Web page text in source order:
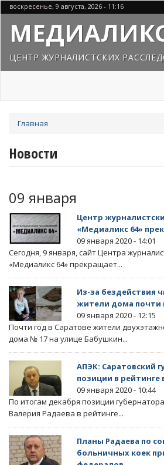
Перейти
к
основному
содержанию
воскресенье, 9 августа, 2026 - 11:16
МЕДИАЛИКС
ЦЕНТР ЖУРНАЛИСТСКИХ
здесь
Главная
Новости
09 января
Центр
«Медиаликс 64»
09 января 2020 - 14:01
Сегодня, 9 января, сайт Центра
«Медиаликс 64» прекращает...
Из-за бездействия
жители дома почти
09 января 2020 - 12:15
Почти год в Саратове жители
дома № 17 на улице Бабушкин...
АПЭК: Саратовский
позиции в рейтинге
09 января 2020 - 10:44
По итогам декабря позиции
Валерия Радаева в рейтинге...
Планы Радаева по
больничных коек